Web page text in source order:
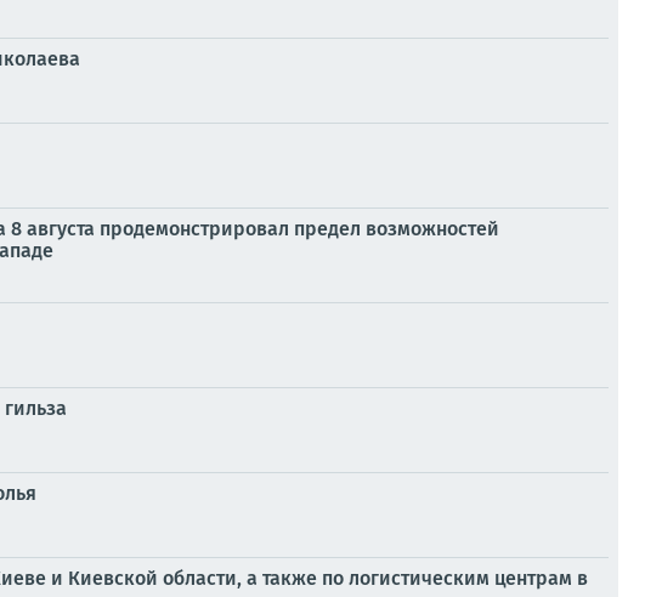
августа продемонстрировал предел возможностей
и Киевской области, а также по логистическим центрам в